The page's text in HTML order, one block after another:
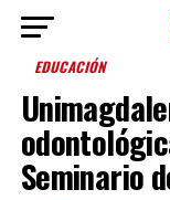
EDUCACIÓN
Seminario